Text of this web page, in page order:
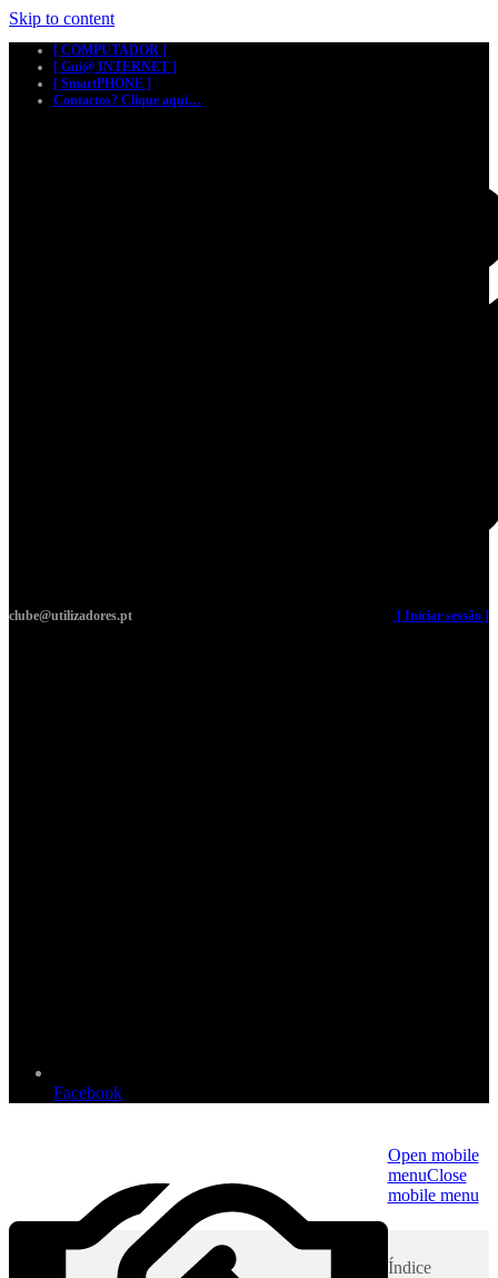
Skip to content
[ COMPUTADOR ]
[ Gui@ INTERNET ]
[ SmartPHONE ]
Contactos? Clique aqui…
clube@utilizadores.pt [ Iniciar sessão ]
Facebook
Open mobile
menuClose
mobile menu
Índice